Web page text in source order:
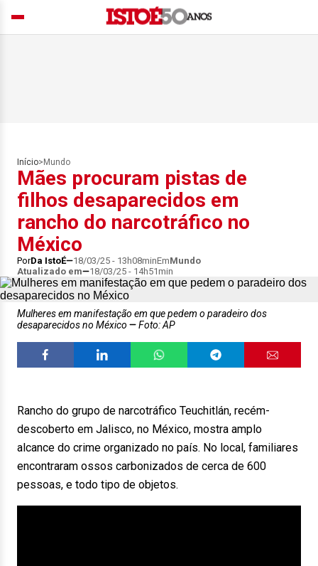
Início> Mundo
Mães procuram pistas de
filhos desaparecidos em
rancho do narcotráfico no
México
PorDa IstoÉ 18/03/25 - 13h08minEmMundo
Atualizado em
18/03/25 - 14h51min
Mulheres em manifestação em que pedem o paradeiro dos
desaparecidos no México
Foto: AP
Rancho do grupo de narcotráfico Teuchitlán, recém-
descoberto em Jalisco, no México, mostra amplo
alcance do crime organizado no país. No local, familiares
encontraram ossos carbonizados de cerca de 600
pessoas, e todo tipo de objetos.